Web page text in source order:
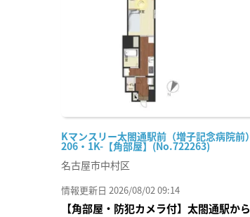
Kマンスリー太閤通駅前（増子記念病院前）
206・1K-【角部屋】(No.722263)
名古屋市中村区
情報更新日 2026/08/02 09:14
【角部屋・防犯カメラ付】太閤通駅から